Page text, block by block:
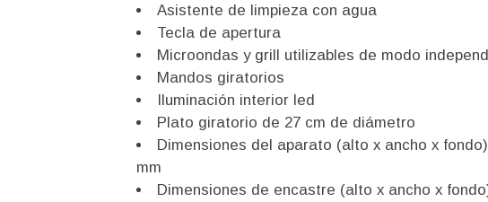
Asistente de limpieza con agua
Tecla de apertura
Microondas y grill utilizables de modo
Mandos giratorios
Iluminación interior led
Plato giratorio de 27 cm de diámetro
Dimensiones del aparato (alto x ancho x
mm
Dimensiones de encastre (alto x ancho x